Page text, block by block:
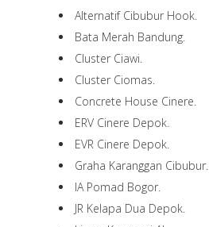
Alternatif Cibubur Hook.
Bata Merah Bandung.
Cluster Ciawi.
Cluster Ciomas.
Concrete House Cinere.
ERV Cinere Depok.
EVR Cinere Depok.
Graha Karanggan Cibubur.
IA Pomad Bogor.
JR Kelapa Dua Depok.